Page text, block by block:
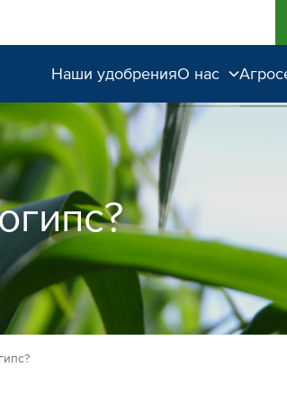
Наши удобренияО нас
Поддержка и